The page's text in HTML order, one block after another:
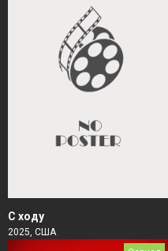
С ходу
2025, США